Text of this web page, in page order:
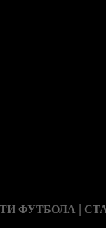
ФУТБОЛА |